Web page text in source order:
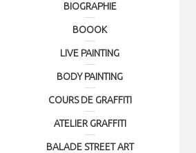
BIOGRAPHIE
BOOOK
LIVE PAINTING
BODY PAINTING
COURS DE GRAFFITI
ATELIER GRAFFITI
BALADE STREET ART